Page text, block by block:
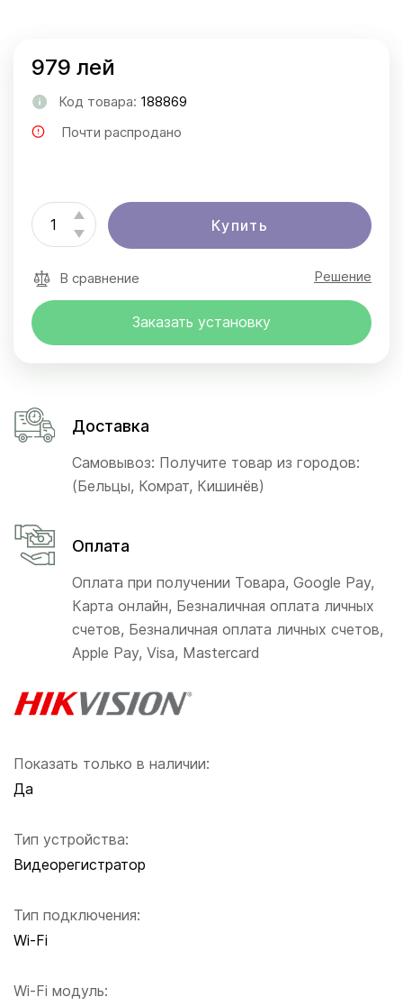
Показать только в наличии:
Да
Тип устройства:
Видеорегистратор
Тип подключения:
Wi-Fi
Wi-Fi модуль:
979 лей
Код товара: 188869
Почти распродано
Купить
В сравнение Решение
Заказать установку
Доставка
Самовывоз: Получите товар из городов:
(Бельцы, Комрат, Кишинёв)
Оплата
Оплата при получении Товара, Google Pay,
Карта онлайн, Безналичная оплата личных
счетов, Безналичная оплата личных счетов,
Apple Pay, Visa, Mastercard